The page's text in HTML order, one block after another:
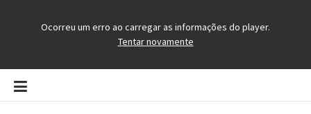
Pular
para